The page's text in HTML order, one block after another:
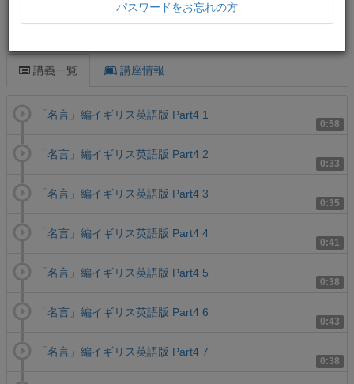
講義一覧 講座情報
0:58
「名言」編イギリス英語版 Part4 1
0:33
「名言」編イギリス英語版 Part4 2
0:35
「名言」編イギリス英語版 Part4 3
0:41
「名言」編イギリス英語版 Part4 4
0:38
「名言」編イギリス英語版 Part4 5
0:43
「名言」編イギリス英語版 Part4 6
0:38
「名言」編イギリス英語版 Part4 7
パスワードをお忘れの方